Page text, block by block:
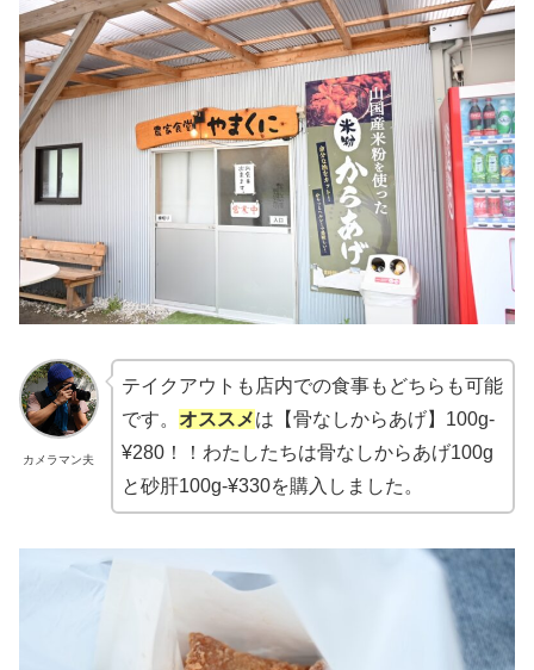
カメラマン夫
テイクアウトも店内での食事もどちらも可能
です。 オススメは【骨なしからあげ】100g-
¥280！！わたしたちは骨なしからあげ100g
と砂肝100g-¥330を購入しました。